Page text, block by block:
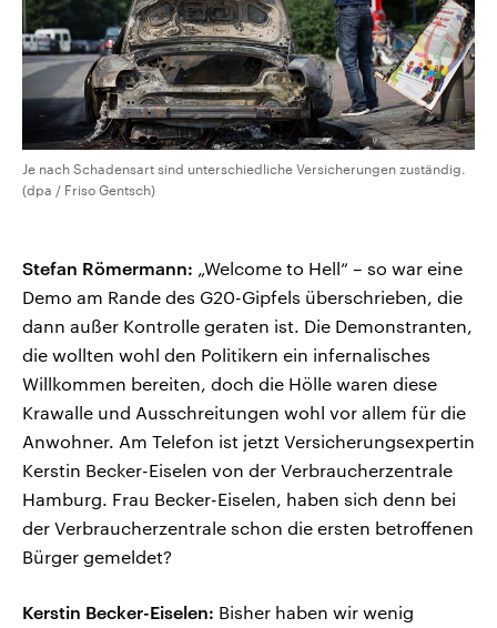
Je nach Schadensart sind unterschiedliche Versicherungen zuständig.
(dpa / Friso Gentsch)
Stefan Römermann: „Welcome to Hell“ – so war eine
Demo am Rande des G20-Gipfels überschrieben, die
dann außer Kontrolle geraten ist. Die Demonstranten,
die wollten wohl den Politikern ein infernalisches
Willkommen bereiten, doch die Hölle waren diese
Krawalle und Ausschreitungen wohl vor allem für die
Anwohner. Am Telefon ist jetzt Versicherungsexpertin
Kerstin Becker-Eiselen von der Verbraucherzentrale
Hamburg. Frau Becker-Eiselen, haben sich denn bei
der Verbraucherzentrale schon die ersten betroffenen
Bürger gemeldet?
Kerstin Becker-Eiselen: Bisher haben wir wenig